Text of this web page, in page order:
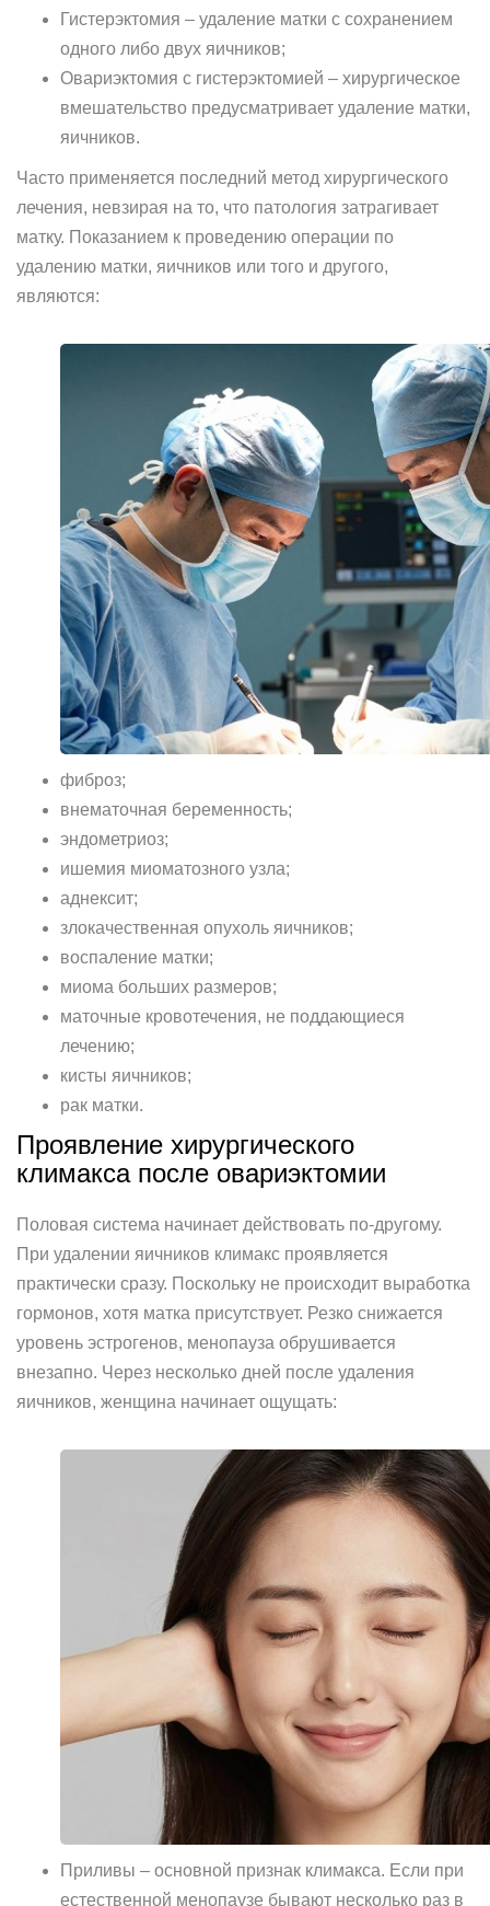
Гистерэктомия – удаление матки с сохранением
одного либо двух яичников;
Овариэктомия с гистерэктомией – хирургическое
вмешательство предусматривает удаление матки,
яичников.
Часто применяется последний метод хирургического
лечения, невзирая на то, что патология затрагивает
матку. Показанием к проведению операции по
удалению матки, яичников или того и другого,
являются:
фиброз;
внематочная беременность;
эндометриоз;
ишемия миоматозного узла;
аднексит;
злокачественная опухоль яичников;
воспаление матки;
миома больших размеров;
маточные кровотечения, не поддающиеся
лечению;
кисты яичников;
рак матки.
Проявление хирургического
климакса после овариэктомии
Половая система начинает действовать по-другому.
При удалении яичников климакс проявляется
практически сразу. Поскольку не происходит выработка
гормонов, хотя матка присутствует. Резко снижается
уровень эстрогенов, менопауза обрушивается
внезапно. Через несколько дней после удаления
яичников, женщина начинает ощущать:
Приливы – основной признак климакса. Если при
естественной менопаузе бывают несколько раз в